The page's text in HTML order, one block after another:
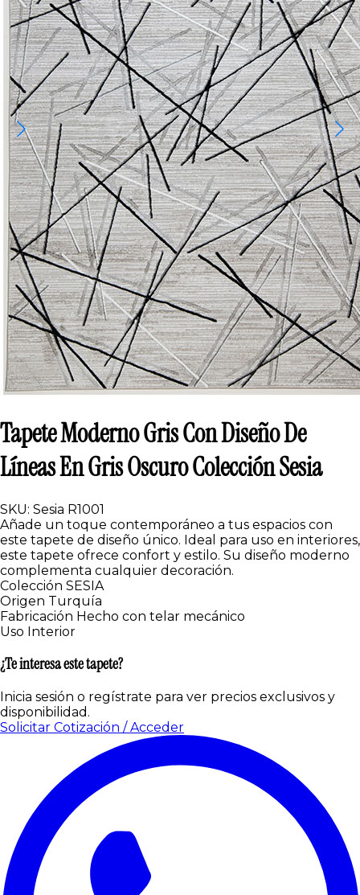
Tapete Moderno Gris Con Diseño De
Líneas En Gris Oscuro Colección Sesia
SKU: Sesia R1001
Añade un toque contemporáneo a tus espacios con
este tapete de diseño único. Ideal para uso en interiores,
este tapete ofrece confort y estilo. Su diseño moderno
complementa cualquier decoración.
Colección SESIA
Origen Turquía
Fabricación Hecho con telar mecánico
Uso Interior
¿Te interesa este tapete?
Inicia sesión o regístrate para ver precios exclusivos y
disponibilidad.
Solicitar Cotización / Acceder